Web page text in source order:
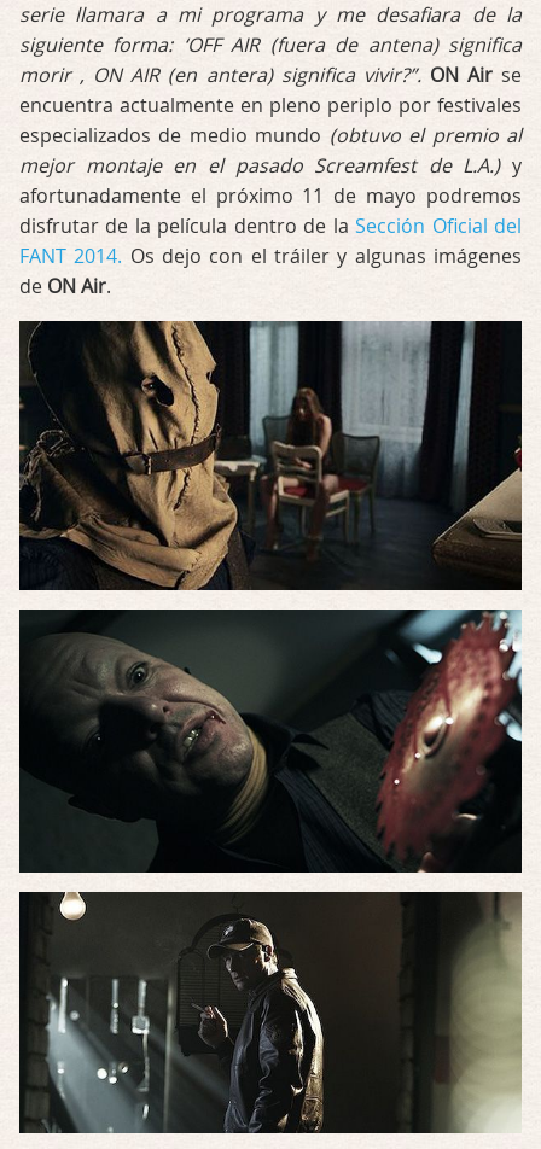
serie llamara a mi programa y me desafiara de la
siguiente forma: ‘OFF AIR (fuera de antena) significa
morir , ON AIR (en antera) significa vivir?”. ON Airse
encuentra actualmente en pleno periplo por festivales
especializados de medio mundo (obtuvo el premio al
mejor montaje en el pasado Screamfest de L.A.)y
afortunadamente el próximo 11 de mayo podremos
disfrutar de la película dentro de laSección Oficial del
FANT 2014. Os dejo con el tráiler y algunas imágenes
de ON Air.